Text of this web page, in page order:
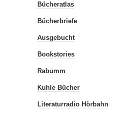
Bücheratlas
Bücherbriefe
Ausgebucht
Bookstories
Rabumm
Kuhle Bücher
Literaturradio Hörbahn